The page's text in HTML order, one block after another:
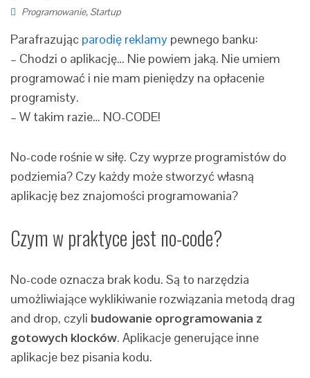
Programowanie, Startup
Parafrazując parodię reklamy pewnego banku:
– Chodzi o aplikację… Nie powiem jaką. Nie umiem
programować i nie mam pieniędzy na opłacenie
programisty.
– W takim razie… NO-CODE!
No-code rośnie w siłę. Czy wyprze programistów do
podziemia? Czy każdy może stworzyć własną
aplikację bez znajomości programowania?
Czym w praktyce jest no-code?
No-code oznacza brak kodu. Są to narzędzia
umożliwiające wyklikiwanie rozwiązania metodą drag
and drop, czyli budowanie oprogramowania z
gotowych klocków. Aplikacje generujące inne
aplikacje bez pisania kodu.